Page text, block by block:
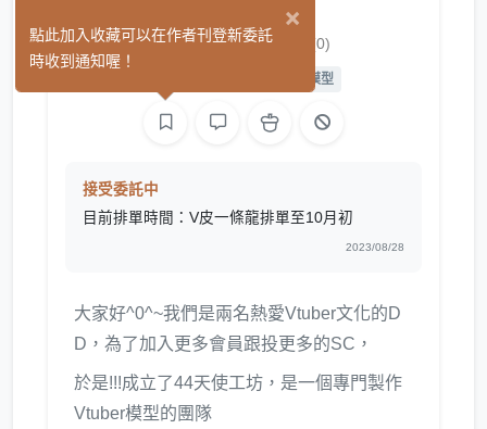
44天使工坊 (0)
L2D 模型
接受委託中
目前排單時間：V皮一條龍排單至10月初
2023/08/28
大家好^0^~我們是兩名熱愛Vtuber文化的D
D，為了加入更多會員跟投更多的SC，
於是!!!成立了44天使工坊，是一個專門製作
Vtuber模型的團隊
×
點此加入收藏可以在作者刊登新委託
時收到通知喔！